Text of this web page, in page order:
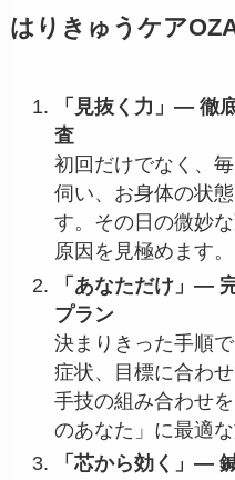
はりきゅうケア
「見抜く力」― 徹
査
初回だけでなく、
伺い、お身体の状
す。その日の微妙
原因を見極めます。
「あなただけ」―
プラン
決まりきった手順
症状、目標に合わ
手技の組み合わせ
のあなた」に最適
「芯から効く」―